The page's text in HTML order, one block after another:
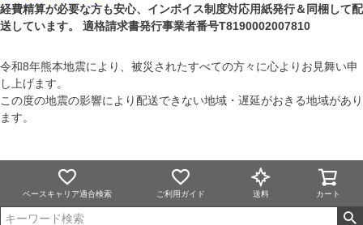
経費精算が必要な方も安心、インボイス制度対応用紙発行＆同梱して配
送しています。 適格請求書発行事業者番号T8190002007810
令和8年熊本地震により、被災されたすべての方々に心よりお見舞い申
し上げます。
この度の地震の影響により配送できない地域・遅延がおきる地域があり
ます。
ベースキャリア適合検索 ご利用ガイド 送料 カート